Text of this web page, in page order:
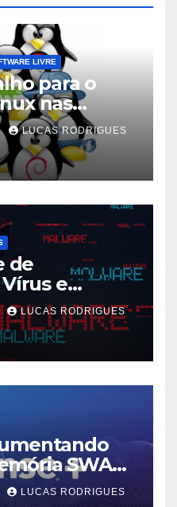
LIVRE
para o
nas
ubuntu e
LUCAS RODRIGUES
de
e
LUCAS RODRIGUES
SWAP
LUCAS RODRIGUES